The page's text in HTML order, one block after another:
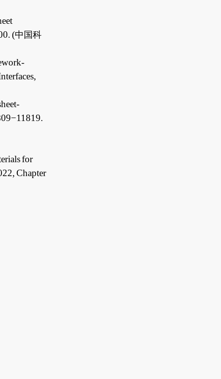
(中国科
,
for
Chapter